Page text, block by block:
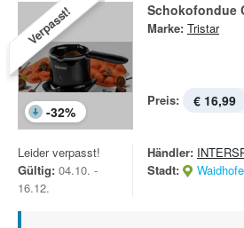
Verpasst!
-32%
Schokofondue
Marke: Tristar
Preis: € 16,99
Leider verpasst!
Gültig: 04.10. -
16.12.
Händler:
Stadt: